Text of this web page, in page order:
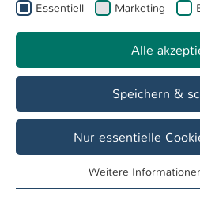
International
Essentiell Marketing
Alle
Speichern &
Nur essentielle
Essentielle Cookies werden für
Weitere